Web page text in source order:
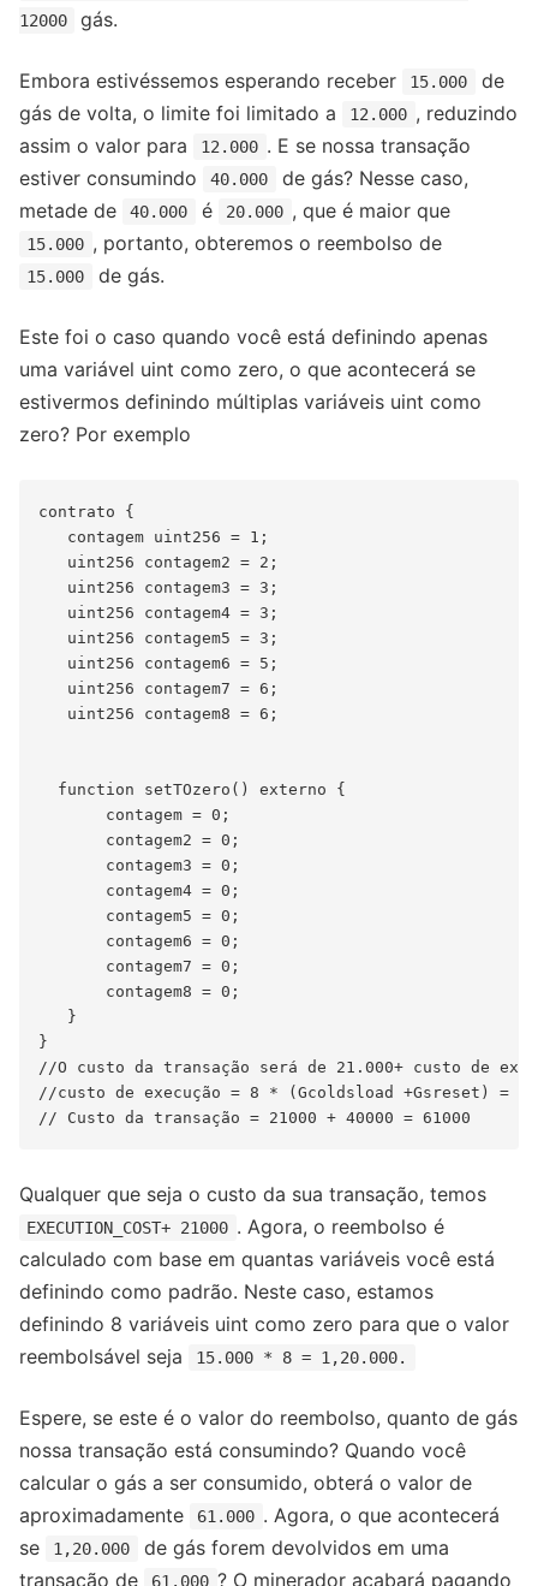
12000
gás.
Embora estivéssemos esperando receber 15.000
de
gás de volta, o limite foi limitado a
12.000 , reduzindo
assim o valor para
12.000 . E se nossa transação
estiver consumindo
40.000
de gás? Nesse caso,
metade de
40.000 é 20.000 , que é maior que
15.000 , portanto, obteremos o reembolso de
15.000 de gás.
Este foi o caso quando você está definindo apenas
uma variável uint como zero, o que acontecerá se
estivermos definindo múltiplas variáveis ​​uint como
zero? Por exemplo
contrato {
   contagem uint256 = 1;
   uint256 contagem2 = 2;
   uint256 contagem3 = 3;
   uint256 contagem4 = 3;
   uint256 contagem5 = 3;
   uint256 contagem6 = 5;
   uint256 contagem7 = 6;
   uint256 contagem8 = 6;
  function setTOzero() externo {
       contagem = 0;
       contagem2 = 0;
       contagem3 = 0;
       contagem4 = 0;
       contagem5 = 0;
       contagem6 = 0;
       contagem7 = 0;
       contagem8 = 0;
   }
}
//O custo da transação será de 21.000+ custo de
//custo de execução = 8 * (Gcoldsload +Gsreset) = 8
Qualquer que seja o custo da sua transação, temos
EXECUTION_COST+ 21000 . Agora, o reembolso é
calculado com base em quantas variáveis ​​você está
definindo como padrão. Neste caso, estamos
definindo 8 variáveis ​​uint como zero para que o valor
reembolsável seja
15.000 * 8 = 1,20.000.
Espere, se este é o valor do reembolso, quanto de gás
nossa transação está consumindo? Quando você
calcular o gás a ser consumido, obterá o valor de
aproximadamente
61.000 . Agora, o que acontecerá
se
1,20.000
de gás forem devolvidos em uma
transação de
61.000 ? O minerador acabará pagando